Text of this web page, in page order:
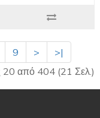
9 >
>|
20 από 404 (21 Σελ.)